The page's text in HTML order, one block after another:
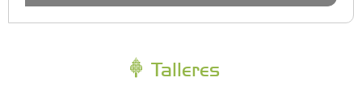
Talleres